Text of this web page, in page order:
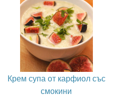
Крем супа от карфиол със
смокини